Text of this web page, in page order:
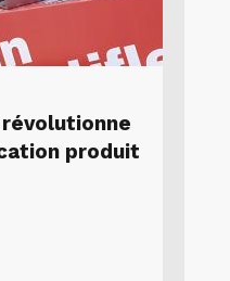
produit